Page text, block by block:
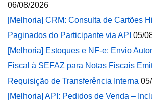
06/08/2026
[Melhoria] CRM: Consulta de Cartões
Paginados do Participante via API 05/
[Melhoria] Estoques e NF-e: Envio
Fiscal à SEFAZ para Notas Fiscais
Requisição de Transferência Interna
[Melhoria] API: Pedidos de Venda –